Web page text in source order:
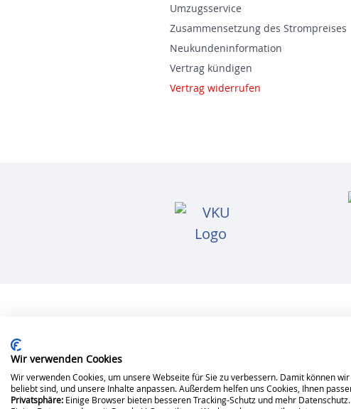
Umzugsservice
Zusammensetzung des Strompreises
Neukundeninformation
Vertrag kündigen
Vertrag widerrufen
©2026 Stadtwerke Hennigsdorf GmbH
Wir verwenden Cookies
Wir verwenden Cookies, um unsere Webseite für Sie zu verbessern. Damit können
beliebt sind, und unsere Inhalte anpassen. Außerdem helfen uns Cookies, Ihnen
Privatsphäre: Einige Browser bieten besseren Tracking-Schutz und mehr